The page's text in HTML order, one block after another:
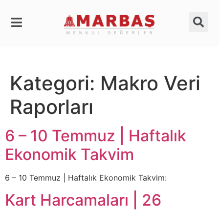
Kategori: Makro Veri
Raporları
6 – 10 Temmuz | Haftalık
Ekonomik Takvim
6 – 10 Temmuz | Haftalık Ekonomik Takvim:
Kart Harcamaları | 26